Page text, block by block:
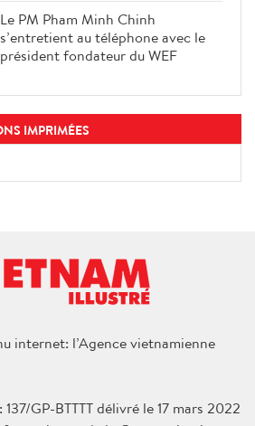
Le PM Pham Minh Chinh
s’entretient au téléphone avec le